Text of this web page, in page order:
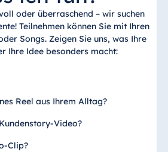
oder überraschend – wir suchen
Teilnehmen können Sie mit Ihren
Songs. Zeigen Sie uns, was Ihre
Ihre Idee besonders macht:
Reel aus Ihrem Alltag?
Video?
Clip?